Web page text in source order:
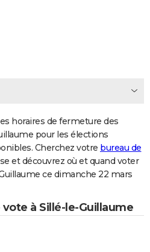
horaires de fermeture des
pour les élections
Cherchez votre bureau de
et découvrez où et quand voter
ce dimanche 22 mars
à Sillé-le-Guillaume